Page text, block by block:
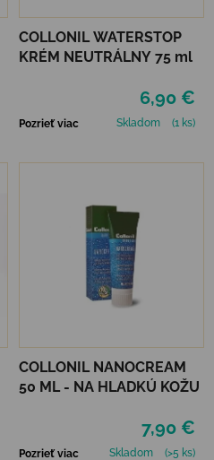
COLLONIL WATERSTOP
KRÉM NEUTRÁLNY 75 ml
6,90 €
Pozrieť viac Skladom (1 ks)
COLLONIL NANOCREAM
50 ML - NA HLADKÚ KOŽU
7,90 €
Pozrieť viac Skladom (>5 ks)